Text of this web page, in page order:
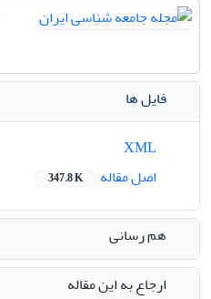
فایل ها
اصل مقاله
347.8 K
هم رسانی
ارجاع به این مقاله